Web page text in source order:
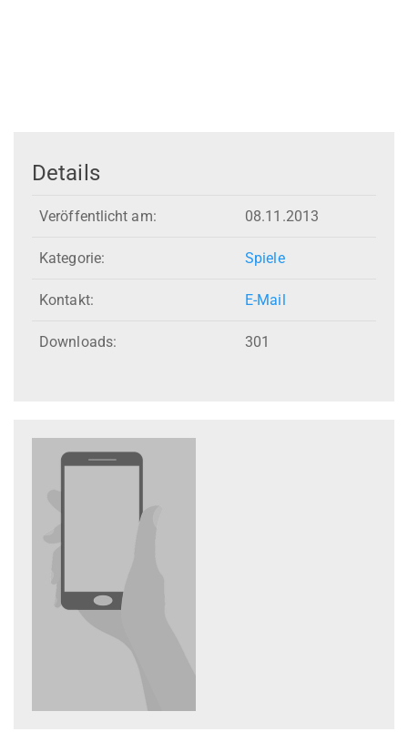
Details
Veröffentlicht am: 08.11.2013
Kategorie: Spiele
Kontakt: E-Mail
Downloads: 301